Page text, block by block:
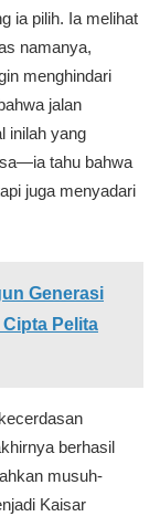
ia pilih. Ia melihat
namanya,
menghindari
jalan
inilah yang
tahu bahwa
juga menyadari
Generasi
Pelita
berhasil
musuh-
Kaisar